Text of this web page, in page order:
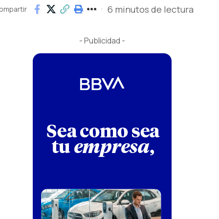
6 minutos de lectura
- Publicidad -